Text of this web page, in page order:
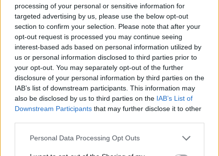
processing of your personal or sensitive information for
targeted advertising by us, please use the below opt-out
section to confirm your selection. Please note that after your
opt-out request is processed you may continue seeing
interest-based ads based on personal information utilized by
us or personal information disclosed to third parties prior to
your opt-out. You may separately opt-out of the further
disclosure of your personal information by third parties on the
IAB’s list of downstream participants. This information may
also be disclosed by us to third parties on the IAB’s List of
Downstream Participants that may further disclose it to other
Personal Data Processing Opt Outs
2026. AUGUSZTUS 08., SZOMBAT
Beteg kisgyermeket
szállított a mentős,
amikor megállt dinnyét
vásárolni az út szélén –
hírmix